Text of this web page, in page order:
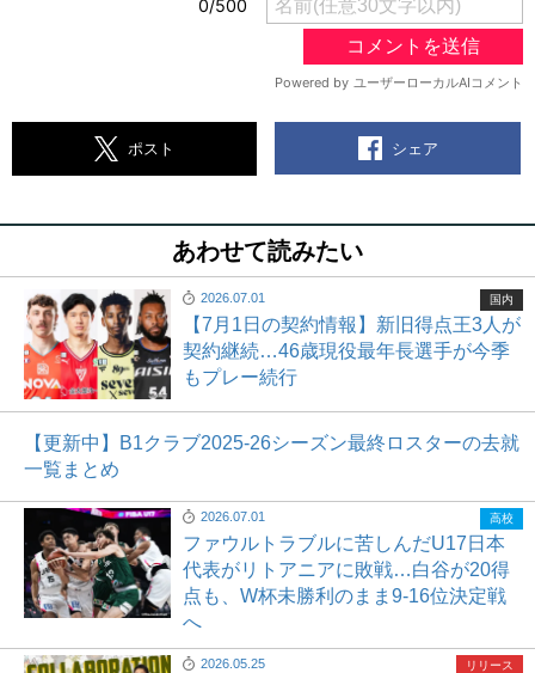
ポスト シェア
あわせて読みたい
2026.07.01
【7月1日の契約情報】新旧得点王3人が
契約継続…46歳現役最年長選手が今季
もプレー続行
国内
【更新中】B1クラブ2025-26シーズン最終ロスターの去就
一覧まとめ
2026.07.01
ファウルトラブルに苦しんだU17日本
代表がリトアニアに敗戦…白谷が20得
点も、W杯未勝利のまま9-16位決定戦
へ
高校
2026.05.25 リリース